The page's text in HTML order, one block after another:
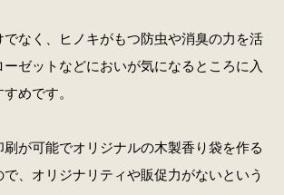
なく、ヒノキがもつ防虫や消臭の力を活
ゼットなどにおいが気になるところに入
めです。
が可能でオリジナルの木製香り袋を作る
、オリジナリティや販促力がないという